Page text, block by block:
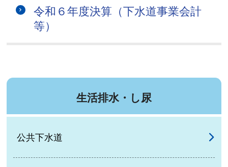
令和６年度決算（下水道事業会計
等）
生活排水・し尿
公共下水道